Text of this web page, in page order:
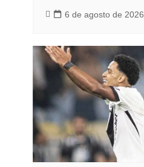
6 de agosto de 2026